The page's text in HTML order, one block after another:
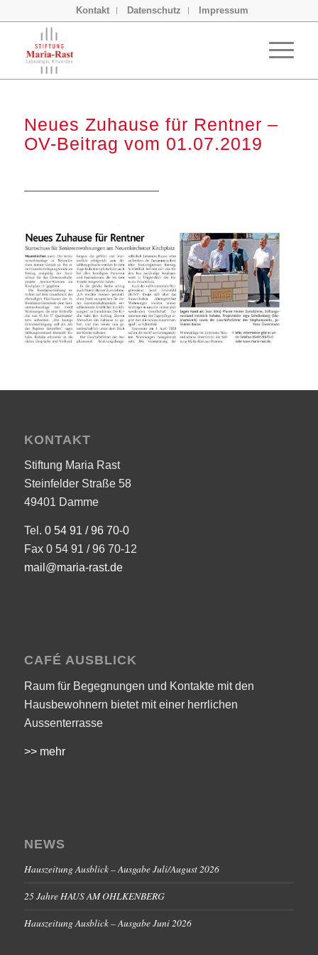
Kontakt Datenschutz Impressum
Neues Zuhause für Rentner –
OV-Beitrag vom 01.07.2019
KONTAKT
Stiftung Maria Rast
Steinfelder Straße 58
49401 Damme
Tel. 0 54 91 / 96 70-0
Fax 0 54 91 / 96 70-12
mail@maria-rast.de
CAFÉ AUSBLICK
Raum für Begegnungen und Kontakte mit den
Hausbewohnern bietet mit einer herrlichen
Aussenterrasse
>> mehr
NEWS
Hauszeitung Ausblick – Ausgabe Juli/August 2026
25 Jahre HAUS AM OHLKENBERG
Hauszeitung Ausblick – Ausgabe Juni 2026